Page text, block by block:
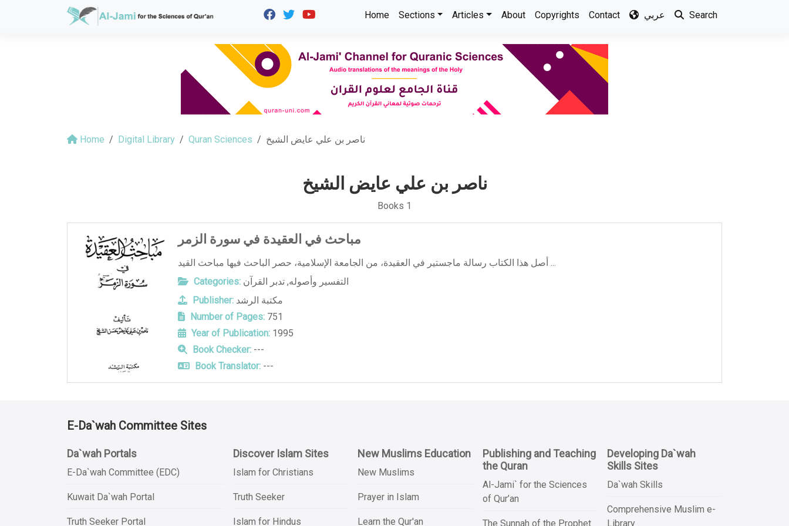
Home Sections Articles About Copyrights Contact عربي Search
Home Digital Library Quran Sciences ناصر بن علي عايض الشيخ
ناصر بن علي عايض الشيخ
Books 1
مباحث في العقيدة في سورة الزمر
أصل هذا الكتاب رسالة ماجستير في العقيدة، من الجامعة الإسلامية، حصر الباحث فيها مباحث القيد ...
Categories:
التفسير وأصوله, تدبر القرآن
Publisher: مكتبة الرشد
Number of Pages: 751
Year of Publication: 1995
Book Checker: ---
Book Translator: ---
E-Da`wah Committee Sites
Da`wah Portals
E-Da`wah Committee (EDC)
Kuwait Da`wah Portal
Truth Seeker Portal
Discover Islam Sites
Islam for Christians
Truth Seeker
Islam for Hindus
New Muslims Education
New Muslims
Prayer in Islam
Learn the Qur'an
Publishing and Teaching
the Quran
Al-Jami` for the Sciences
of Qur’an
The Sunnah of the Prophet
Developing Da`wah
Skills Sites
Da`wah Skills
Comprehensive Muslim e-
Library